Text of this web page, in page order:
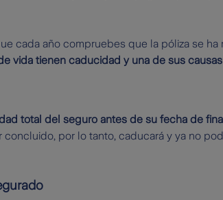
cada año compruebes que la póliza se
vida tienen caducidad y una de sus
total del seguro antes de su fecha de
concluido, por lo tanto, caducará y ya no